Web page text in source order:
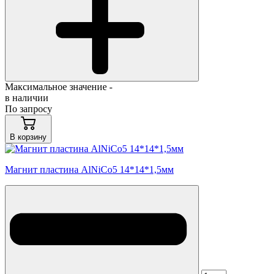
Максимальное значение -
в наличии
По запросу
В корзину
Магнит пластина AlNiCo5 14*14*1,5мм